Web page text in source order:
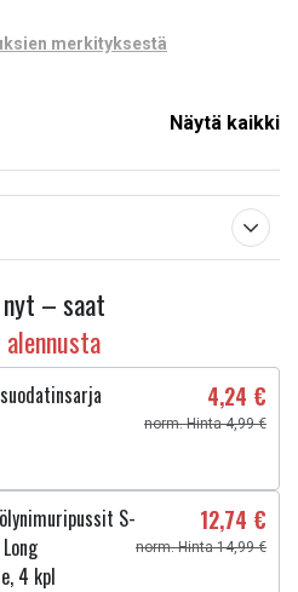
merkityksestä
Näytä kaikki
nyt – saat
4,24 €
norm. Hinta 4,99 €
S-
4 kpl
12,74 €
norm. Hinta 14,99 €